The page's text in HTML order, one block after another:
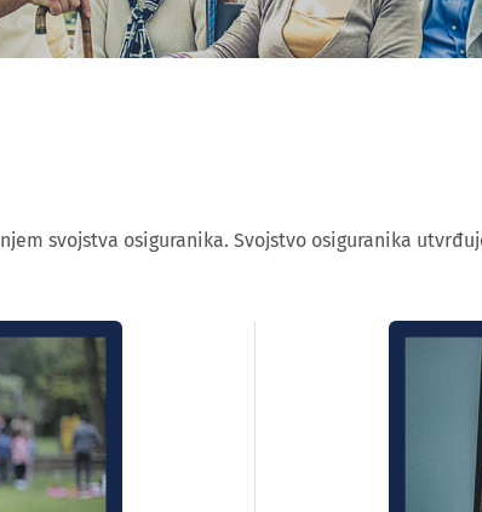
svojstva osiguranika. Svojstvo osiguranika